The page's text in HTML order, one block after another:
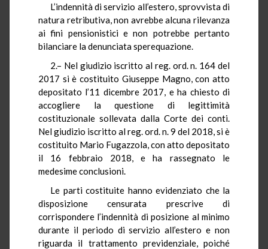
L’indennità di servizio all’estero, sprovvista di
natura retributiva, non avrebbe alcuna rilevanza
ai fini pensionistici e non potrebbe pertanto
bilanciare la denunciata sperequazione.
2.– Nel giudizio iscritto al reg. ord. n. 164 del
2017 si è costituito Giuseppe Magno, con atto
depositato l’11 dicembre 2017, e ha chiesto di
accogliere la questione di legittimità
costituzionale sollevata dalla Corte dei conti.
Nel giudizio iscritto al reg. ord. n. 9 del 2018, si è
costituito Mario Fugazzola, con atto depositato
il 16 febbraio 2018, e ha rassegnato le
medesime conclusioni.
Le parti costituite hanno evidenziato che la
disposizione censurata prescrive di
corrispondere l’indennità di posizione al minimo
durante il periodo di servizio all’estero e non
riguarda il trattamento previdenziale, poiché